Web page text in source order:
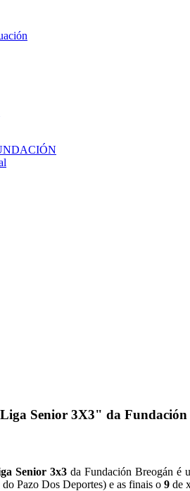
Senior 3X3" da Fundación
Senior 3x3 da Fundación Breogán é
Pazo Dos Deportes) e as finais o 9de